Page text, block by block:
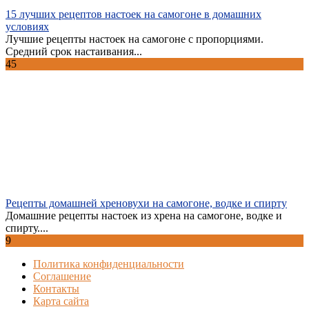
15 лучших рецептов настоек на самогоне в домашних
условиях
Лучшие рецепты настоек на самогоне с пропорциями.
Средний срок настаивания...
45
Рецепты домашней хреновухи на самогоне, водке и спирту
Домашние рецепты настоек из хрена на самогоне, водке и
спирту....
9
Политика конфиденциальности
Соглашение
Контакты
Карта сайта